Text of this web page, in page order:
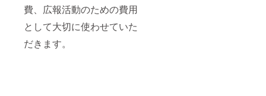
費、広報活動のための費用
として大切に使わせていた
だきます。